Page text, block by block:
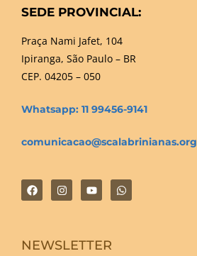
SEDE PROVINCIAL:
Praça Nami Jafet, 104
Ipiranga, São Paulo – BR
CEP. 04205 – 050
Whatsapp: 11 99456-9141
comunicacao@scalabrinianas.org
NEWSLETTER